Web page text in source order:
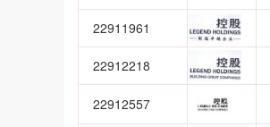
22911961
22912218
22912557